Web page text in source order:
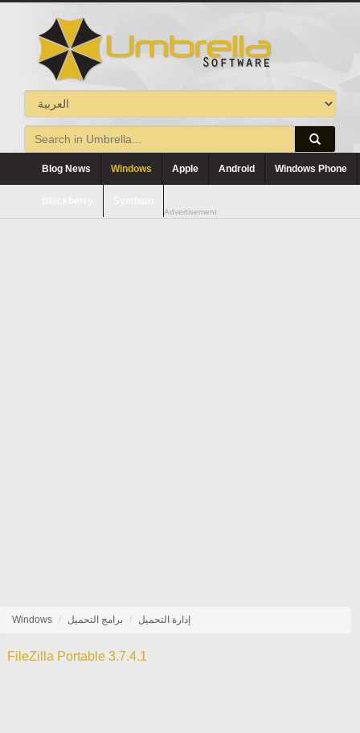
Blog News Windows Apple Android Windows Phone
Advertisement
Windows برامج التحميل إدارة التحميل
FileZilla Portable 3.7.4.1